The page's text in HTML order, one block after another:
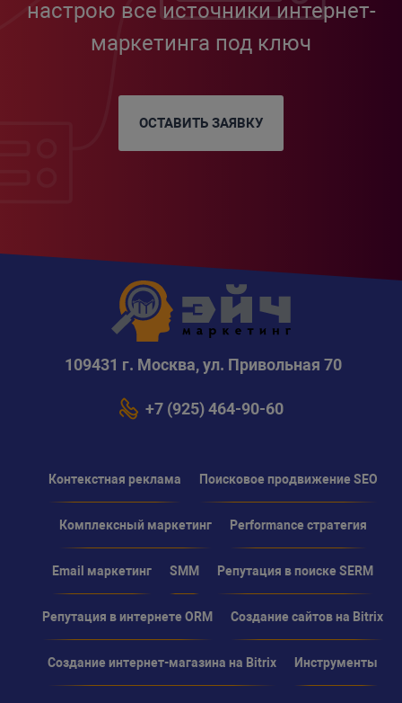
настрою все источники интернет-
маркетинга под ключ
ОСТАВИТЬ ЗАЯВКУ
109431 г. Москва, ул. Привольная 70
+7 (925) 464-90-60
Контекстная реклама Поисковое продвижение SEO
Комплексный маркетинг Performance стратегия
Email маркетинг SMM Репутация в поиске SERM
Репутация в интернете ORM Создание сайтов на Bitrix
Создание интернет-магазина на Bitrix Инструменты